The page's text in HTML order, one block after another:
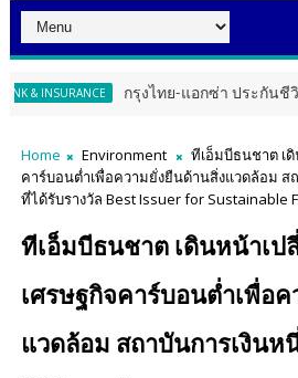
กรุงไทย-แอกซ่า ประกันชีวิต จัดงา
Home Environment
ทีเอ็มบีธนชาต เ
คาร์บอนต่ำเพื่อความยั่งยืนด้านสิ่งแวดล้อม ส
ที่ได้รับรางวัล Best Issuer for Sustainable
ทีเอ็มบีธนชาต เดินหน้าเป
เศรษฐกิจคาร์บอนต่ำเพื่อ
แวดล้อม สถาบันการเงินห